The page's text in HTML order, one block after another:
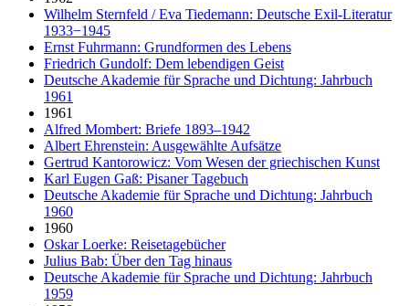
Wilhelm Sternfeld / Eva Tiedemann: Deutsche Exil-Literatur
1933−1945
Ernst Fuhrmann: Grundformen des Lebens
Friedrich Gundolf: Dem lebendigen Geist
Deutsche Akademie für Sprache und Dichtung: Jahrbuch
1961
1961
Alfred Mombert: Briefe 1893–1942
Albert Ehrenstein: Ausgewählte Aufsätze
Gertrud Kantorowicz: Vom Wesen der griechischen Kunst
Karl Eugen Gaß: Pisaner Tagebuch
Deutsche Akademie für Sprache und Dichtung: Jahrbuch
1960
1960
Oskar Loerke: Reisetagebücher
Julius Bab: Über den Tag hinaus
Deutsche Akademie für Sprache und Dichtung: Jahrbuch
1959